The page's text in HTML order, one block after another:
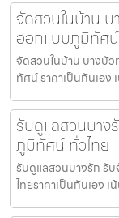
จัดสวนในบ้าน
ออกแบบภูมิทัศ
จัดสวนในบ้าน บางบั
ทัศน์ ราคาเป็นกันเอ
รับดูแลสวนบา
ภูมิทัศน์ ทั่วไทย
รับดูแลสวนบางรัก รั
ไทยราคาเป็นกันเอง